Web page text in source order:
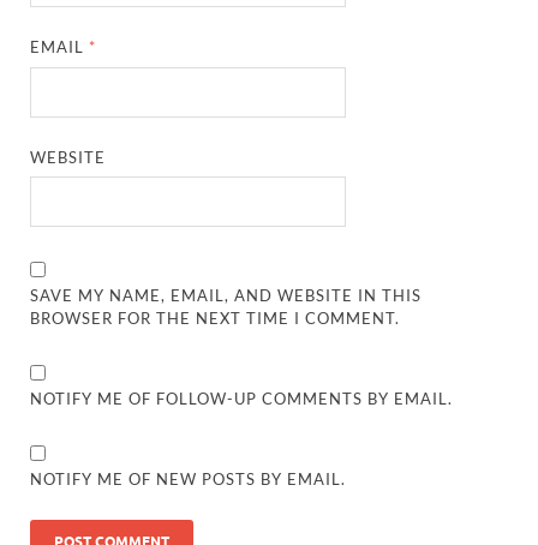
EMAIL *
WEBSITE
SAVE MY NAME, EMAIL, AND WEBSITE IN THIS
BROWSER FOR THE NEXT TIME I COMMENT.
NOTIFY ME OF FOLLOW-UP COMMENTS BY EMAIL.
NOTIFY ME OF NEW POSTS BY EMAIL.